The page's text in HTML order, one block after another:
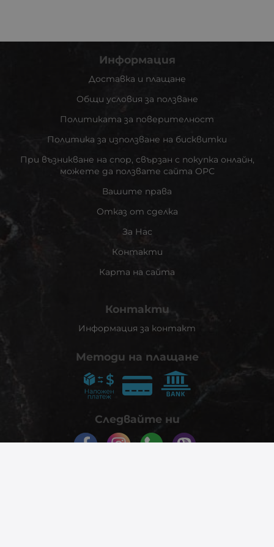
Информация
Доставка и плащане
Общи условия за ползване
Политиката за поверителност
Политика за използване на бисквитки
При възникване на спор, свързан с покупка онлайн,
можете да ползвате сайта ОРС
Вашите права
Отказ от сделка
За Нас
Контакти
Карта на сайта
Контакти
Информация за контакт
Методи на плащане
Следвайте ни